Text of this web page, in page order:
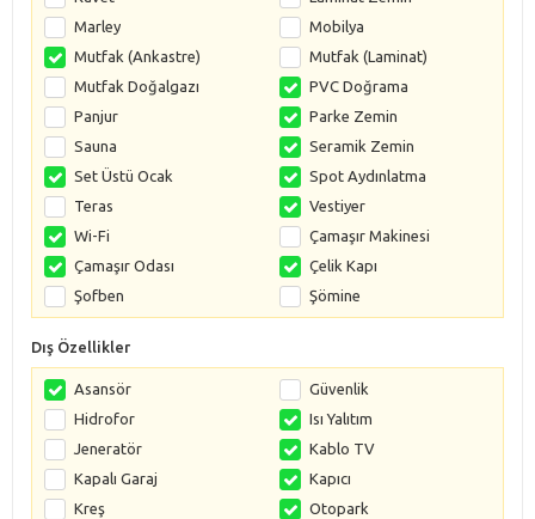
Marley
Mobilya
Mutfak (Ankastre)
Mutfak (Laminat)
Mutfak Doğalgazı
PVC Doğrama
Panjur
Parke Zemin
Sauna
Seramik Zemin
Set Üstü Ocak
Spot Aydınlatma
Teras
Vestiyer
Wi-Fi
Çamaşır Makinesi
Çamaşır Odası
Çelik Kapı
Şofben
Şömine
Dış Özellikler
Asansör
Güvenlik
Hidrofor
Isı Yalıtım
Jeneratör
Kablo TV
Kapalı Garaj
Kapıcı
Kreş
Otopark